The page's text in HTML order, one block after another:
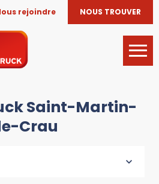
rejoindre NOUS TROUVER
Saint-Martin-
Crau